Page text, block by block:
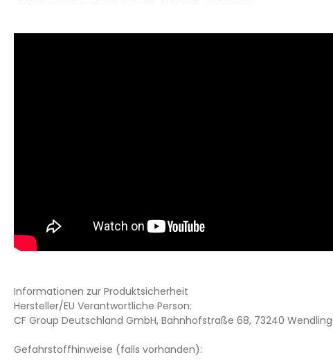
Informationen zur Produktsicherheit
Hersteller/EU Verantwortliche Person:
CF Group Deutschland GmbH, Bahnhofstraße 68, 73240
Gefahrstoffhinweise (falls vorhanden):